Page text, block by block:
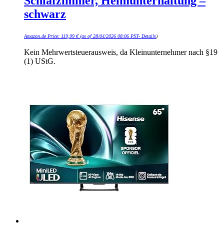
schwarz
Amazon.de Price: 119,99 €(as of 28/04/2026 08:06 PST- Details)
Kein Mehrwertsteuerausweis, da Kleinunternehmer nach §19
(1) UStG.